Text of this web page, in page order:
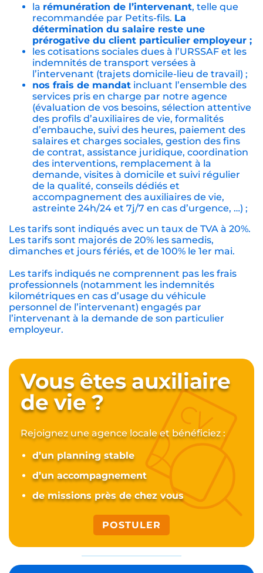
la rémunération de l’intervenant, telle que
recommandée par Petits-fils. La
détermination du salaire reste une
prérogative du client particulier employeur ;
les cotisations sociales dues à l’URSSAF et les
indemnités de transport versées à
l’intervenant (trajets domicile-lieu de travail) ;
nos frais de mandat incluant l’ensemble des
services pris en charge par notre agence
(évaluation de vos besoins, sélection attentive
des profils d’auxiliaires de vie, formalités
d’embauche, suivi des heures, paiement des
salaires et charges sociales, gestion des fins
de contrat, assistance juridique, coordination
des interventions, remplacement à la
demande, visites à domicile et suivi régulier
de la qualité, conseils dédiés et
accompagnement des auxiliaires de vie,
astreinte 24h/24 et 7j/7 en cas d’urgence, …) ;
Les tarifs sont indiqués avec un taux de TVA à 20%.
Les tarifs sont majorés de 20% les samedis,
dimanches et jours fériés, et de 100% le 1er mai.
Les tarifs indiqués ne comprennent pas les frais
professionnels (notamment les indemnités
kilométriques en cas d’usage du véhicule
personnel de l’intervenant) engagés par
l’intervenant à la demande de son particulier
employeur.
Vous êtes auxiliaire
de vie ?
Rejoignez une agence locale et bénéficiez :
d’un planning stable
d’un accompagnement
de missions près de chez vous
POSTULER